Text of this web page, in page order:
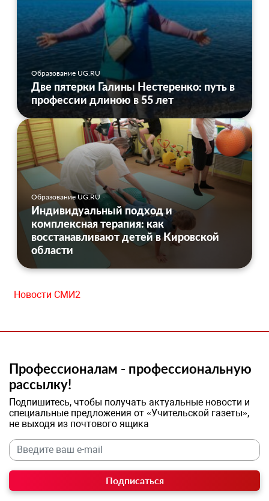
Образование UG.RU
Две пятерки Галины Нестеренко: путь в
профессии длиною в 55 лет
Образование UG.RU
Индивидуальный подход и
комплексная терапия: как
восстанавливают детей в Кировской
области
Новости СМИ2
Профессионалам - профессиональную
рассылку!
Подпишитесь, чтобы получать актуальные новости и
специальные предложения от «Учительской газеты»,
не выходя из почтового ящика
Подписаться